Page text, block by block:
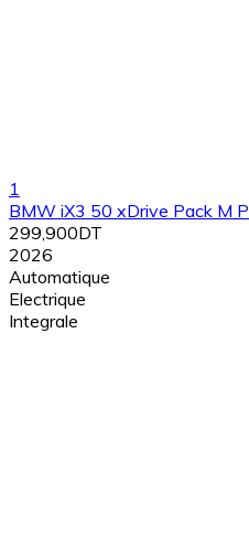
1
BMW iX3 50 xDrive Pack M
299,900DT
2026
Automatique
Electrique
Integrale